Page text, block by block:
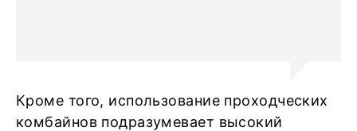
Кроме того, использование проходческих
комбайнов подразумевает высокий